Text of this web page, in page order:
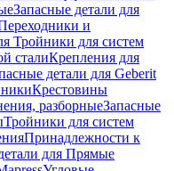
Запасные детали для
и
Тройники для систем
сталиКрепления для
детали для Geberit
Крестовины
разборныеЗапасные
Тройники для систем
Принадлежности к
для Прямые